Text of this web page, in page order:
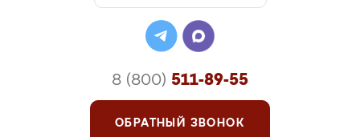
8 (800) 511-89-55
ОБРАТНЫЙ ЗВОНОК